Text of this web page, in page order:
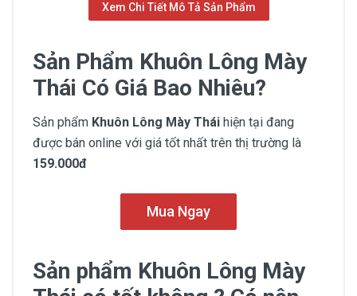
Xem Chi Tiết Mô Tả Sản Phẩm
Sản Phẩm Khuôn Lông Mày
Thái Có Giá Bao Nhiêu?
Sản phẩm Khuôn Lông Mày Thái hiện tại đang
được bán online với giá tốt nhất trên thị trường là
159.000đ
Mua Ngay
Sản phẩm Khuôn Lông Mày